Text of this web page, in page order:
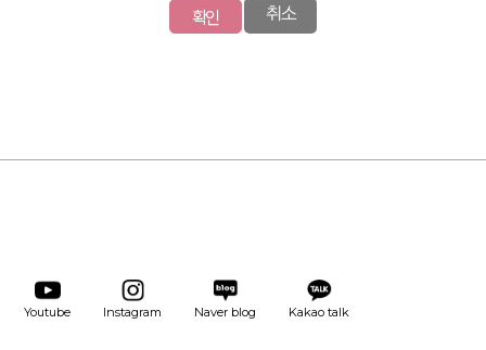
확인 취소
Youtube Instagram Naver blog Kakao talk